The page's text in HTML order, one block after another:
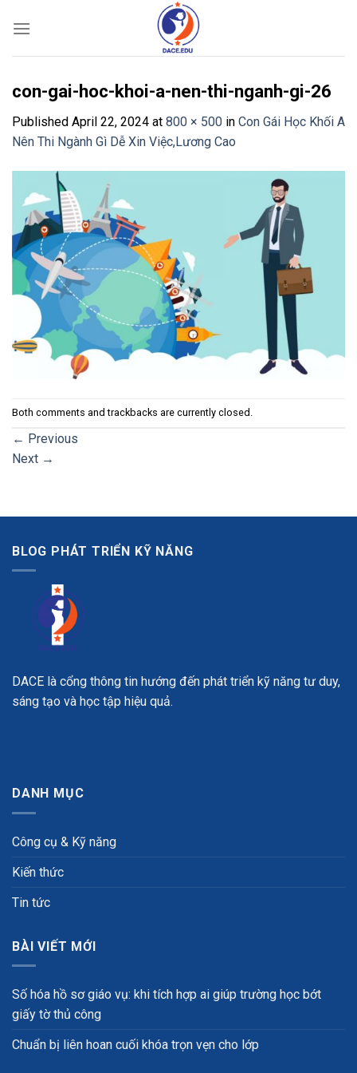
con-gai-hoc-khoi-a-nen-thi-nganh-gi-26
Published April 22, 2024 at 800 × 500 in Con Gái Học Khối A
Nên Thi Ngành Gì Dễ Xin Việc,Lương Cao
Both comments and trackbacks are currently closed.
← Previous
Next →
BLOG PHÁT TRIỂN KỸ NĂNG
DACE là cổng thông tin hướng đến phát triển kỹ năng tư duy,
sáng tạo và học tập hiệu quả.
DANH MỤC
Công cụ & Kỹ năng
Kiến thức
Tin tức
BÀI VIẾT MỚI
Số hóa hồ sơ giáo vụ: khi tích hợp ai giúp trường học bớt
giấy tờ thủ công
Chuẩn bị liên hoan cuối khóa trọn vẹn cho lớp